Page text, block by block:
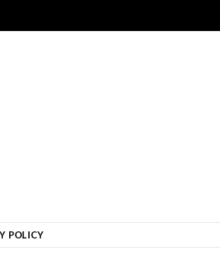
POLICY